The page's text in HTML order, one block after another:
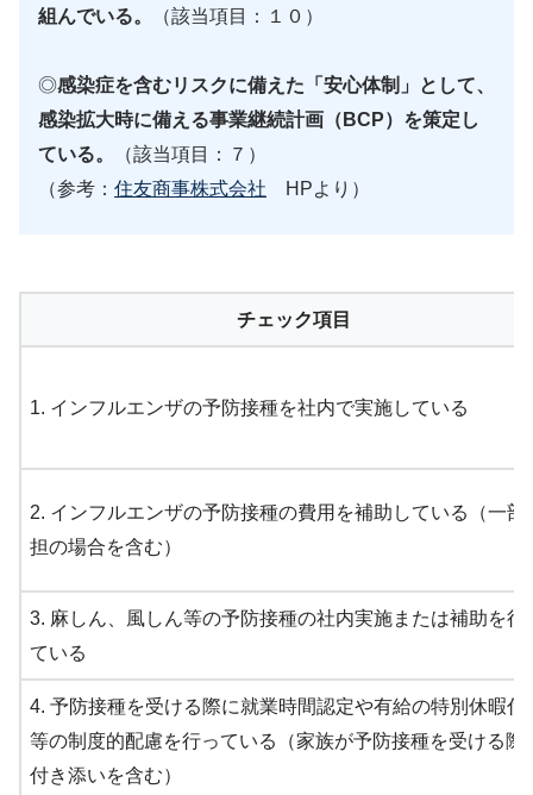
組んでいる。
（該当項目：１０）
◎感染症を含むリスクに備えた「安心体制」として、
感染拡大時に備える事業継続計画（BCP）を策定し
ている。
（該当項目：７）
（参考： 住友商事株式会社 HPより）
チェック項目
1. インフルエンザの予防接種を社内で実施している
2. インフルエンザの予防接種の費用を補助している（一部
担の場合を含む）
3. 麻しん、風しん等の予防接種の社内実施または補助を行
ている
4. 予防接種を受ける際に就業時間認定や有給の特別休暇付
等の制度的配慮を行っている（家族が予防接種を受ける際
付き添いを含む）